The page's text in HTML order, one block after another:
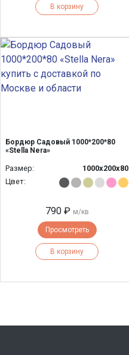
В корзину
Бордюр Садовый 1000*200*80
«Stella Nera»
Размер:
1000х200х80
Цвет:
790 ₽ м/кв
Просмотреть
В корзину